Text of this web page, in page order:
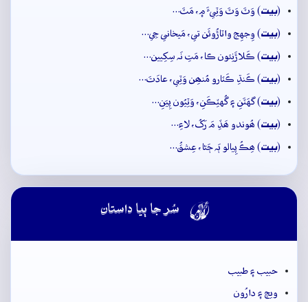
(بيت) وَٽَ وَٽَ وَٽِيءَ ۾، مَٽَ…
(بيت) وِجهِج واٽاڙُوئَن تي، مَيخاني جِي…
(بيت) ڪَلاڙَنِئون ڪا، مَتِ نَہ سِکِيين…
(بيت) ڪَنڌِ ڪَٽارو مُنھِن وَٽِي، عادَتَ…
(بيت) گهَٽَنِ ۽ گُهٽِڪَنِ، وَٽِيُون پِيَنِ…
(بيت) ھُوندو ھَڏِ مَ رَکُ، لاءِ…
(بيت) ھِڪُ پِيالو ٻَہ ڄَڻا، عِشقُ…
 سُر جا ٻيا داستان
حبيب ۽ طبيب
ويڄ ۽ دارُون